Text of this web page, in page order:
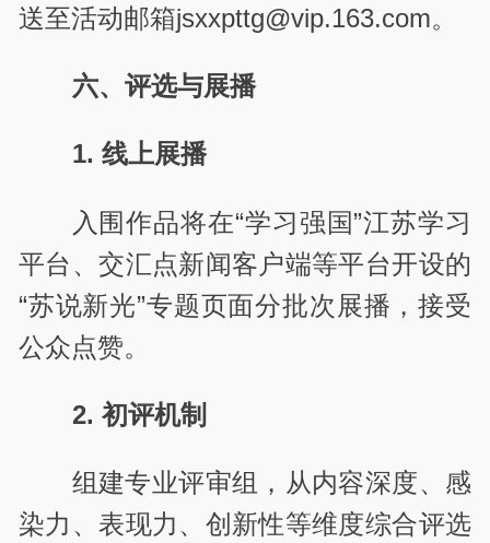
送至活动邮箱jsxxpttg@vip.163.com。
六、评选与展播
1. 线上展播
入围作品将在“学习强国”江苏学习
平台、交汇点新闻客户端等平台开设的
“苏说新光”专题页面分批次展播，接受
公众点赞。
2. 初评机制
组建专业评审组，从内容深度、感
染力、表现力、创新性等维度综合评选